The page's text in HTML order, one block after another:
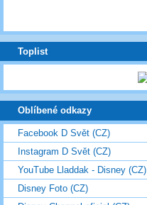
Toplist
Oblíbené odkazy
Facebook D Svět (CZ)
Instagram D Svět (CZ)
YouTube Lladdak - Disney (CZ)
Disney Foto (CZ)